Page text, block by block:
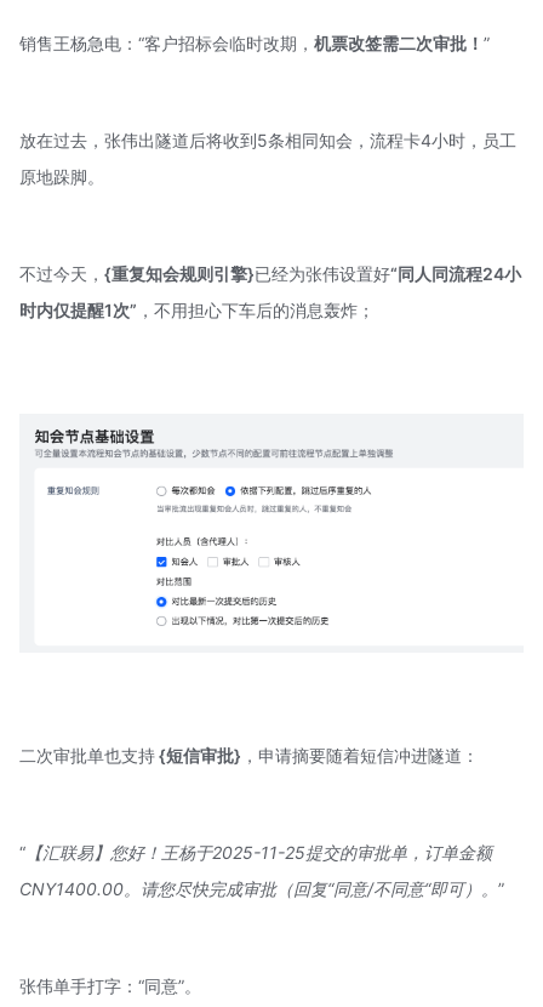
销售王杨急电：“客户招标会临时改期， 机票改签需二次审批！ ”
放在过去，张伟出隧道后将收到5条相同知会，流程卡4小时，员工
原地跺脚。
不过今天， {重复知会规则引擎}已经为张伟设置好“同人同流程24小
时内仅提醒1次” ，不用担心下车后的消息轰炸；
二次审批单也支持{短信审批} ，申请摘要随着短信冲进隧道：
“ 【汇联易】您好！王杨于2025-11-25提交的审批单，订单金额
CNY1400.00。请您尽快完成审批（回复“同意/不同意“即可）。 ”
张伟单手打字：“同意”。